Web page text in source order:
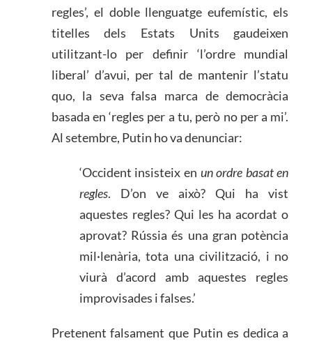
regles’, el doble llenguatge eufemístic, els
titelles dels Estats Units gaudeixen
utilitzant-lo per definir ‘l’ordre mundial
liberal’ d’avui, per tal de mantenir l’statu
quo, la seva falsa marca de democràcia
basada en ‘regles per a tu, però no per a mi’.
Al setembre, Putin ho va denunciar:
‘Occident insisteix en un ordre basat en
regles. D’on ve això? Qui ha vist
aquestes regles? Qui les ha acordat o
aprovat? Rússia és una gran potència
mil·lenària, tota una civilització, i no
viurà d’acord amb aquestes regles
improvisades i falses.’
Pretenent falsament que Putin es dedica a